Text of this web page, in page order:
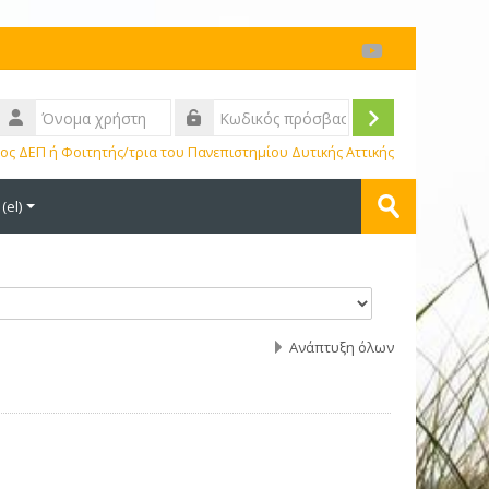
Σύνδεση
ΔΕΠ ή Φοιτητής/τρια του Πανεπιστημίου Δυτικής Αττικής
Υποβολή
Ανάπτυξη όλων